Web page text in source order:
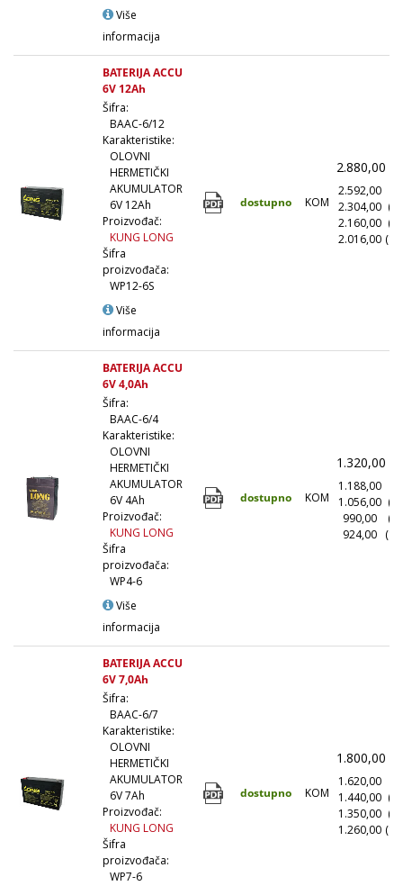
Više
informacija
BATERIJA ACCU
6V 12Ah
Šifra:
BAAC-6/12
Karakteristike:
OLOVNI
HERMETIČKI
AKUMULATOR
6V 12Ah
Proizvođač:
KUNG LONG
Šifra
proizvođača:
WP12-6S
Više
informacija
dostupno KOM
2.880,00
2.592,00
2.304,00
2.160,00
2.016,00
BATERIJA ACCU
6V 4,0Ah
Šifra:
BAAC-6/4
Karakteristike:
OLOVNI
HERMETIČKI
AKUMULATOR
6V 4Ah
Proizvođač:
KUNG LONG
Šifra
proizvođača:
WP4-6
Više
informacija
dostupno KOM
1.320,00
1.188,00
1.056,00
990,00
924,00
BATERIJA ACCU
6V 7,0Ah
Šifra:
BAAC-6/7
Karakteristike:
OLOVNI
HERMETIČKI
AKUMULATOR
6V 7Ah
Proizvođač:
KUNG LONG
Šifra
proizvođača:
WP7-6
dostupno KOM
1.800,00
1.620,00
1.440,00
1.350,00
1.260,00